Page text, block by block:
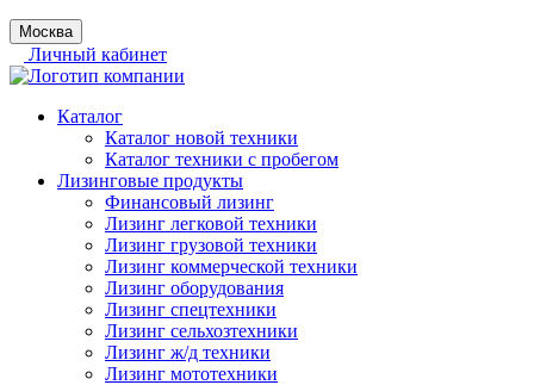
Москва
Личный кабинет
Каталог
Каталог новой техники
Каталог техники с пробегом
Лизинговые продукты
Финансовый лизинг
Лизинг легковой техники
Лизинг грузовой техники
Лизинг коммерческой техники
Лизинг оборудования
Лизинг спецтехники
Лизинг сельхозтехники
Лизинг ж/д техники
Лизинг мототехники